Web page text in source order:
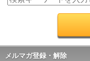
メルマガ登録・解除